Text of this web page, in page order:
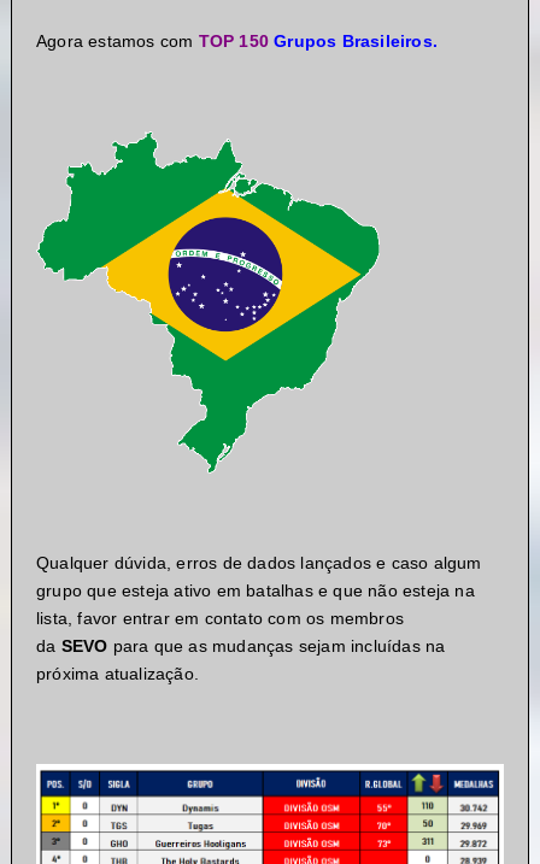
Agora estamos com TOP 150 Grupos Brasileiros.
Qualquer dúvida, erros de dados lançados e caso algum
grupo que esteja ativo em batalhas e que não esteja na
lista, favor entrar em contato com os membros
da SEVO para que as mudanças sejam incluídas na
próxima atualização.